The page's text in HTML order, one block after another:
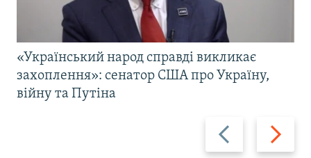
Назад Вперед
«Український народ справді викликає
захоплення»: сенатор США про Україну,
війну та Путіна